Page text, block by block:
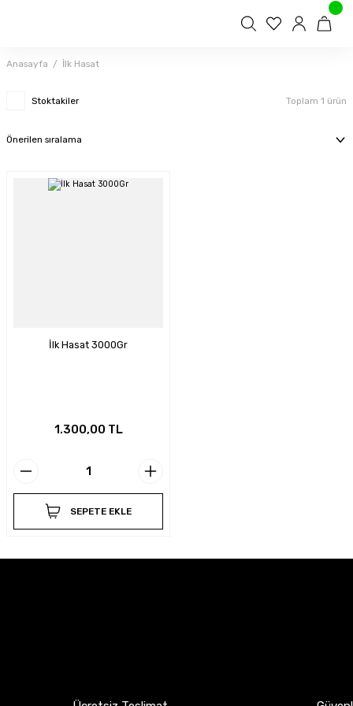
Anasayfa İlk Hasat
Stoktakiler Toplam 1 ürün
İlk Hasat 3000Gr
1.300,00 TL
SEPETE EKLE